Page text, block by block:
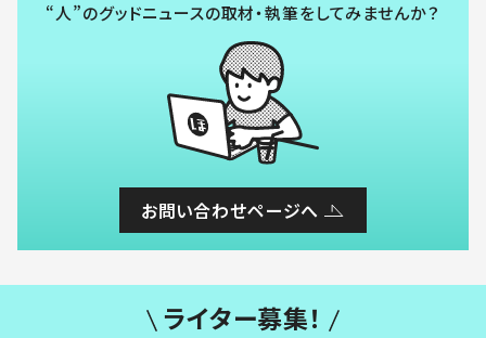
“人”のグッドニュースの取材・執筆をしてみませんか？
お問い合わせページへ
ライター募集！